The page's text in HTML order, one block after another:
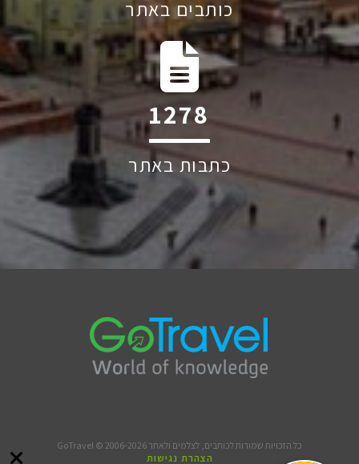
כותבים באתר
1917
כתבות באתר
כל הזכויות שמורות לכותבים, לצלמים ולאתר GoTravel © 2006-2026
הצהרת נגישות